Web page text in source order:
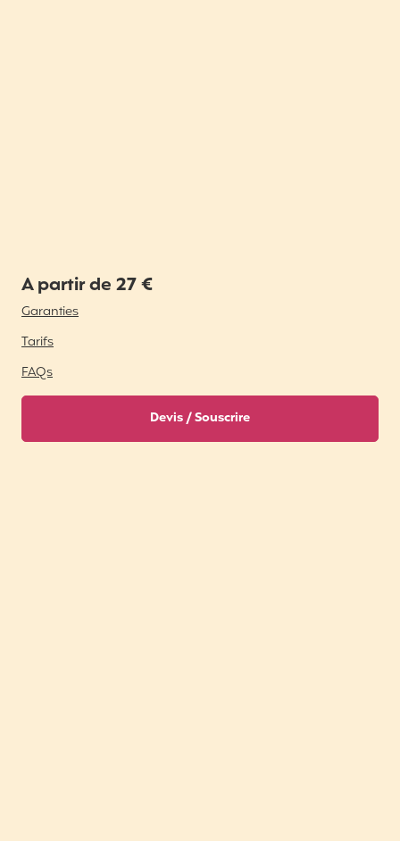
A partir de 27 €
Garanties
Tarifs
FAQs
Devis / Souscrire